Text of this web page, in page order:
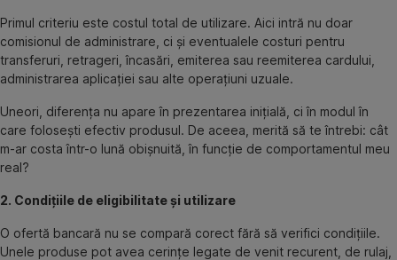
Primul criteriu este costul total de utilizare. Aici intră nu doar
comisionul de administrare, ci și eventualele costuri pentru
transferuri, retrageri, încasări, emiterea sau reemiterea cardului,
administrarea aplicației sau alte operațiuni uzuale.
Uneori, diferența nu apare în prezentarea inițială, ci în modul în
care folosești efectiv produsul. De aceea, merită să te întrebi: cât
m-ar costa într-o lună obișnuită, în funcție de comportamentul meu
real?
2. Condițiile de eligibilitate și utilizare
O ofertă bancară nu se compară corect fără să verifici condițiile.
Unele produse pot avea cerințe legate de venit recurent, de rulaj,